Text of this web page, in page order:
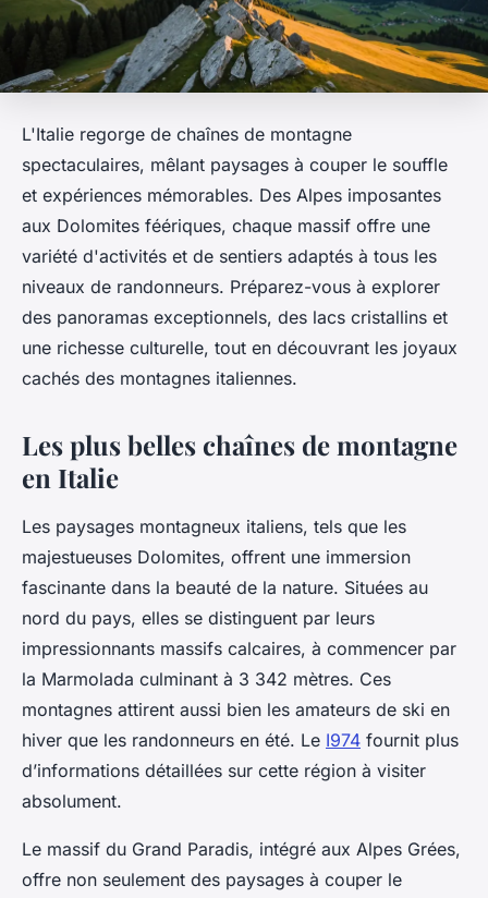
L'Italie regorge de chaînes de montagne
spectaculaires, mêlant paysages à couper le souffle
et expériences mémorables. Des Alpes imposantes
aux Dolomites féériques, chaque massif offre une
variété d'activités et de sentiers adaptés à tous les
niveaux de randonneurs. Préparez-vous à explorer
des panoramas exceptionnels, des lacs cristallins et
une richesse culturelle, tout en découvrant les joyaux
cachés des montagnes italiennes.
Les plus belles chaînes de montagne
en Italie
Les paysages montagneux italiens, tels que les
majestueuses Dolomites, offrent une immersion
fascinante dans la beauté de la nature. Situées au
nord du pays, elles se distinguent par leurs
impressionnants massifs calcaires, à commencer par
la Marmolada culminant à 3 342 mètres. Ces
montagnes attirent aussi bien les amateurs de ski en
hiver que les randonneurs en été. Le I974 fournit plus
d’informations détaillées sur cette région à visiter
absolument.
Le massif du Grand Paradis, intégré aux Alpes Grées,
offre non seulement des paysages à couper le